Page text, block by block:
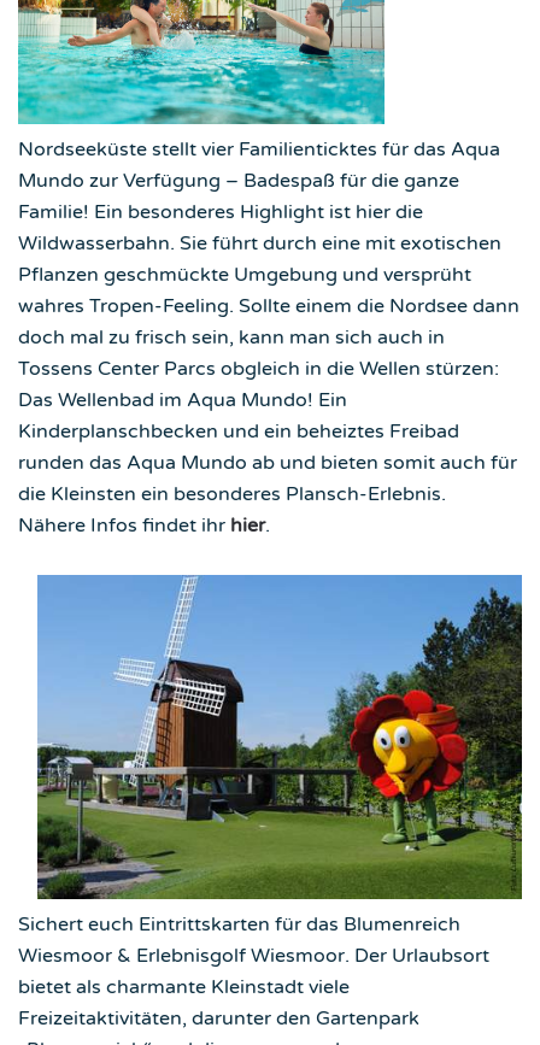
Nordseeküste stellt vier Familienticktes für das Aqua
Mundo zur Verfügung – Badespaß für die ganze
Familie! Ein besonderes Highlight ist hier die
Wildwasserbahn. Sie führt durch eine mit exotischen
Pflanzen geschmückte Umgebung und versprüht
wahres Tropen-Feeling. Sollte einem die Nordsee dann
doch mal zu frisch sein, kann man sich auch in
Tossens Center Parcs obgleich in die Wellen stürzen:
Das Wellenbad im Aqua Mundo! Ein
Kinderplanschbecken und ein beheiztes Freibad
runden das Aqua Mundo ab und bieten somit auch für
die Kleinsten ein besonderes Plansch-Erlebnis.
Nähere Infos findet ihr hier.
Sichert euch Eintrittskarten für das Blumenreich
Wiesmoor & Erlebnisgolf Wiesmoor. Der Urlaubsort
bietet als charmante Kleinstadt viele
Freizeitaktivitäten, darunter den Gartenpark